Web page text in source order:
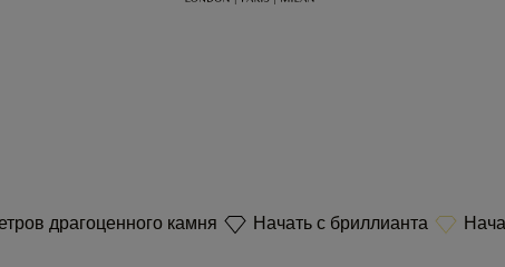
драгоценного камня Начать с бриллианта